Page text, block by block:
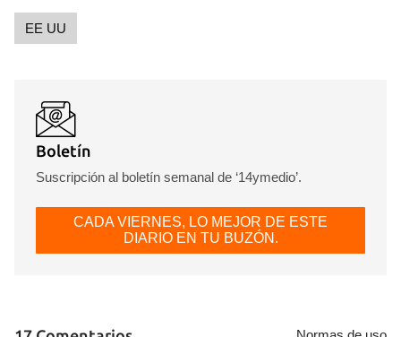
Guardar como favorito
EE UU
Boletín
Suscripción al boletín semanal de ‘14ymedio’.
CADA VIERNES, LO MEJOR DE ESTE
DIARIO EN TU BUZÓN.